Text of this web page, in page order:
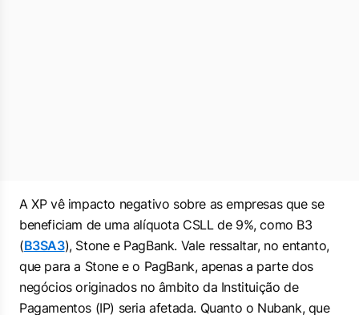
A XP vê impacto negativo sobre as empresas que se
beneficiam de uma alíquota CSLL de 9%, como B3
(B3SA3), Stone e PagBank. Vale ressaltar, no entanto,
que para a Stone e o PagBank, apenas a parte dos
negócios originados no âmbito da Instituição de
Pagamentos (IP) seria afetada. Quanto o Nubank, que